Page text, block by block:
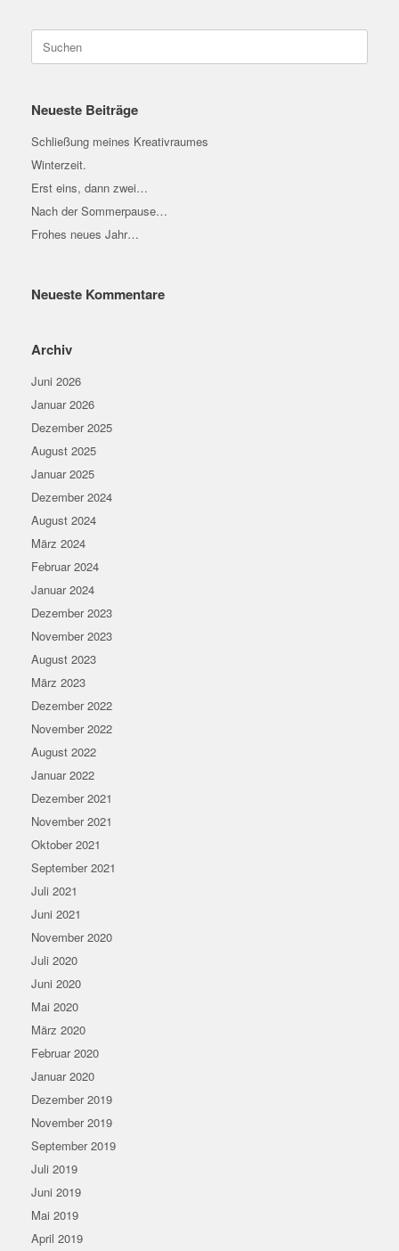
Suchen
nach:
Neueste Beiträge
Schließung meines Kreativraumes
Winterzeit.
Erst eins, dann zwei…
Nach der Sommerpause…
Frohes neues Jahr…
Neueste Kommentare
Archiv
Juni 2026
Januar 2026
Dezember 2025
August 2025
Januar 2025
Dezember 2024
August 2024
März 2024
Februar 2024
Januar 2024
Dezember 2023
November 2023
August 2023
März 2023
Dezember 2022
November 2022
August 2022
Januar 2022
Dezember 2021
November 2021
Oktober 2021
September 2021
Juli 2021
Juni 2021
November 2020
Juli 2020
Juni 2020
Mai 2020
März 2020
Februar 2020
Januar 2020
Dezember 2019
November 2019
September 2019
Juli 2019
Juni 2019
Mai 2019
April 2019